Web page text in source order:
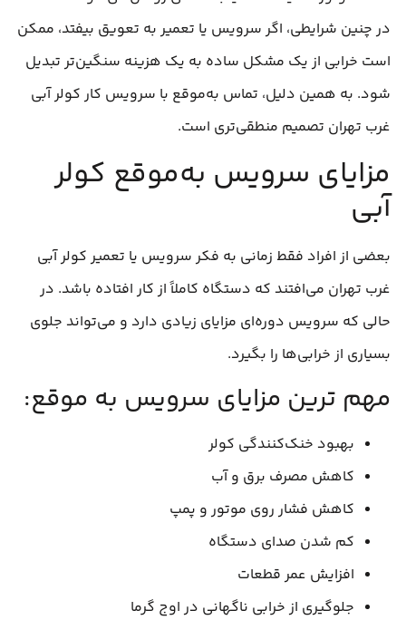
در چنین شرایطی، اگر سرویس یا تعمیر به تعویق بیفتد، ممکن
است خرابی از یک مشکل ساده به یک هزینه سنگین‌تر تبدیل
شود. به همین دلیل، تماس به‌موقع با سرویس کار کولر آبی
غرب تهران تصمیم منطقی‌تری است.
مزایای سرویس به‌موقع کولر
آبی
بعضی از افراد فقط زمانی به فکر سرویس یا تعمیر کولر آبی
غرب تهران می‌افتند که دستگاه کاملاً از کار افتاده باشد. در
حالی که سرویس دوره‌ای مزایای زیادی دارد و می‌تواند جلوی
بسیاری از خرابی‌ها را بگیرد.
مهم‌ ترین مزایای سرویس به‌ موقع:
بهبود خنک‌کنندگی کولر
کاهش مصرف برق و آب
کاهش فشار روی موتور و پمپ
کم شدن صدای دستگاه
افزایش عمر قطعات
جلوگیری از خرابی ناگهانی در اوج گرما